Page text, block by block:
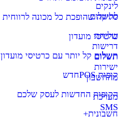
לינקים
לתשלום
שליחת
דרישות
תשלום
ישירות
מהחשבון
מערכת
SMS
סליקה שהופכת כל מכונה לרווחית
כרטיסי מועדון
תשלום קל יותר עם כרטיסי מועדון
קופות POS
חדש
הקופות החדשות לעסק שלכם
חשבונית+